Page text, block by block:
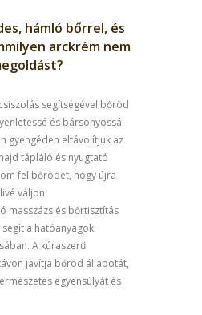
hámló bőrrel, és
arckrém nem
segítségével bőröd
és bársonyossá
gyengéden eltávolítjuk az
tápláló és nyugtató
fel bőrödet, hogy újra
váljon.
masszázs és bőrtisztítás
a hatóanyagok
A kúraszerű
javítja bőröd állapotát,
egyensúlyát és